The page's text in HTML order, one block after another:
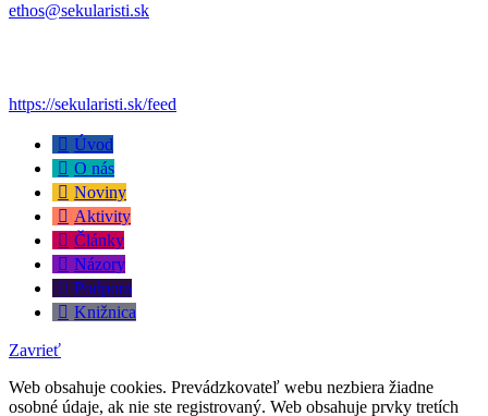
ethos@sekularisti.sk
https://sekularisti.sk/feed
Úvod
O nás
Noviny
Aktivity
Články
Názory
Podpora
Knižnica
Zavrieť
Web obsahuje cookies. Prevádzkovateľ webu nezbiera žiadne
osobné údaje, ak nie ste registrovaný. Web obsahuje prvky tretích